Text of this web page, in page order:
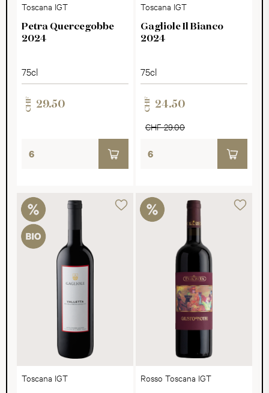
Toscana IGT
Petra Quercegobbe
2024
75cl
CHF 29.50
Toscana IGT
Gagliole Il Bianco
2024
75cl
CHF 24.50
CHF 29.00
Toscana IGT Rosso Toscana IGT